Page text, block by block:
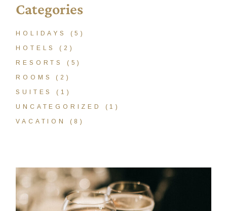
Categories
HOLIDAYS (5)
HOTELS (2)
RESORTS (5)
ROOMS (2)
SUITES (1)
UNCATEGORIZED (1)
VACATION (8)